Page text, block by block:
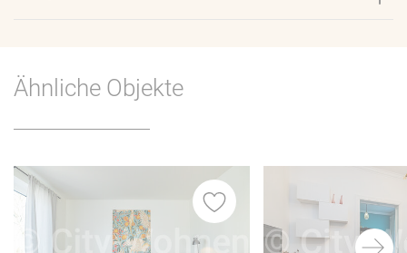
Ähnliche Objekte
Merkliste